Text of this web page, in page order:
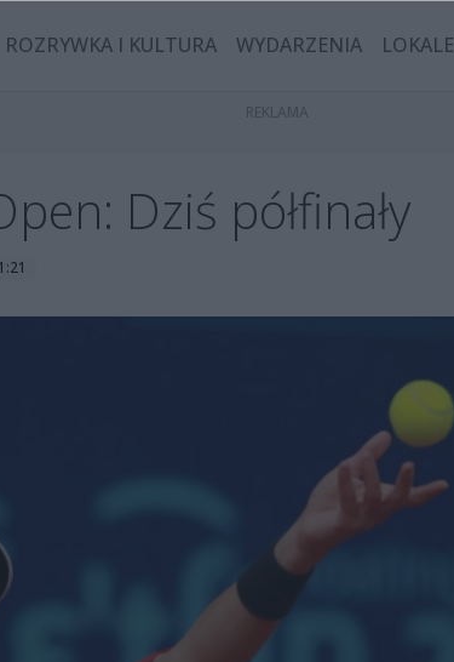
ROZRYWKA I KULTURA WYDARZENIA LOKALE
Dziś półfinały